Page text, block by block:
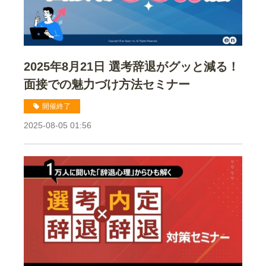
2025年8月21日 選考辞退がグッと減る！
面接での魅力づけ方法セミナー
開催終了
2025-08-05 01:56